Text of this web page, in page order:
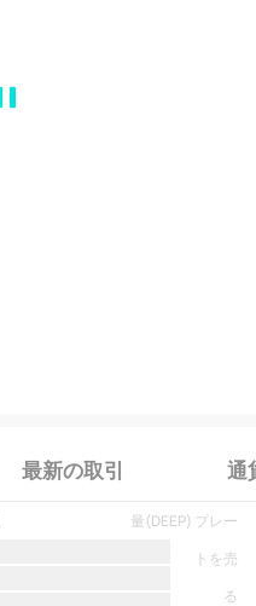
最新の取引 通
プレー
トを売
る
量(DEEP)